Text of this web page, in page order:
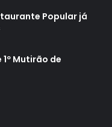
Popular já
Mutirão de